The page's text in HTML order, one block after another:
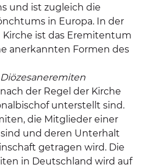
und ist zugleich die
in Europa. In der
ist das Eremitentum
anerkannten Formen des
Diözesaneremiten
der Regel der Kirche
unterstellt sind.
die Mitglieder einer
sind und deren Unterhalt
getragen wird. Die
in Deutschland wird auf